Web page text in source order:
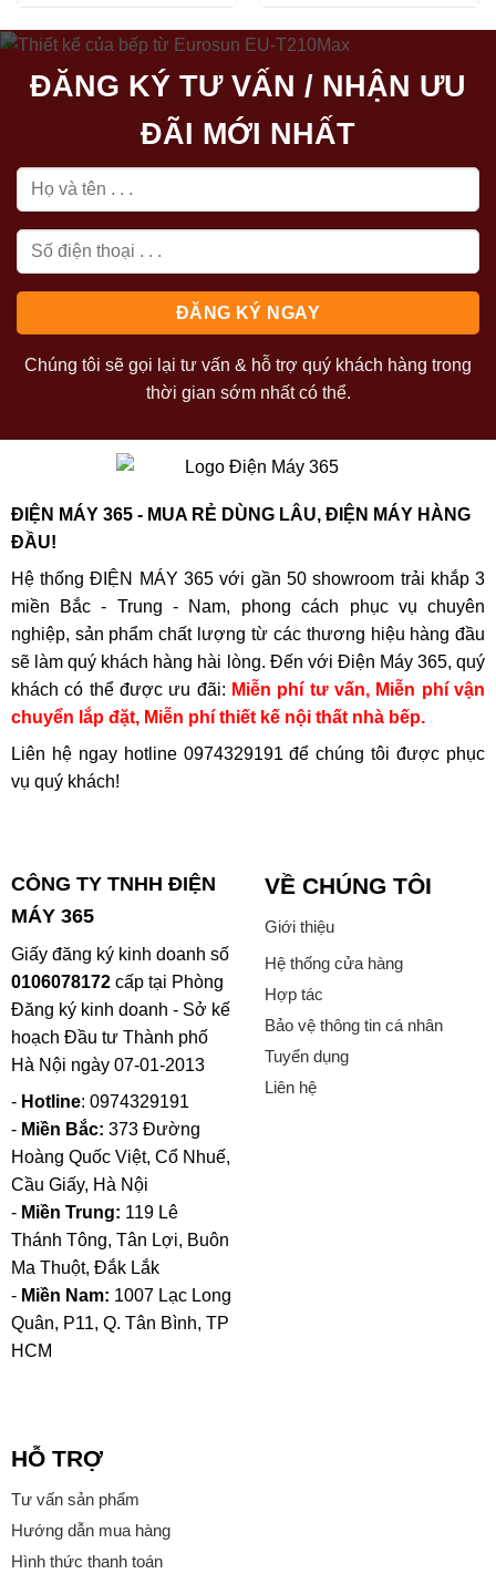
20.790.000₫.
ĐĂNG KÝ TƯ VẤN / NHẬN ƯU
ĐÃI MỚI NHẤT
Chúng tôi sẽ gọi lại tư vấn & hỗ trợ quý khách hàng trong
thời gian sớm nhất có thể.
ĐIỆN MÁY 365 - MUA RẺ DÙNG LÂU, ĐIỆN MÁY HÀNG
ĐẦU!
Hệ thống ĐIỆN MÁY 365 với gần 50 showroom trải khắp 3
miền Bắc - Trung - Nam, phong cách phục vụ chuyên
nghiệp, sản phẩm chất lượng từ các thương hiệu hàng đầu
sẽ làm quý khách hàng hài lòng. Đến với Điện Máy 365, quý
khách có thể được ưu đãi: Miễn phí tư vấn, Miễn phí vận
chuyển lắp đặt, Miễn phí thiết kế nội thất nhà bếp.
Liên hệ ngay hotline 0974329191 để chúng tôi được phục
vụ quý khách!
CÔNG TY TNHH ĐIỆN
MÁY 365
Giấy đăng ký kinh doanh số
0106078172cấp tại Phòng
Đăng ký kinh doanh - Sở kế
hoạch Đầu tư Thành phố
Hà Nội ngày 07-01-2013
- Hotline: 0974329191
- Miền Bắc: 373 Đường
Hoàng Quốc Việt, Cổ Nhuế,
Cầu Giấy, Hà Nội
- Miền Trung: 119 Lê
Thánh Tông, Tân Lợi, Buôn
Ma Thuột, Đắk Lắk
- Miền Nam: 1007 Lạc Long
Quân, P11, Q. Tân Bình, TP
HCM
VỀ CHÚNG TÔI
Giới thiệu
Hệ thống cửa hàng
Hợp tác
Bảo vệ thông tin cá nhân
Tuyển dụng
Liên hệ
HỖ TRỢ
Tư vấn sản phẩm
Hướng dẫn mua hàng
Hình thức thanh toán